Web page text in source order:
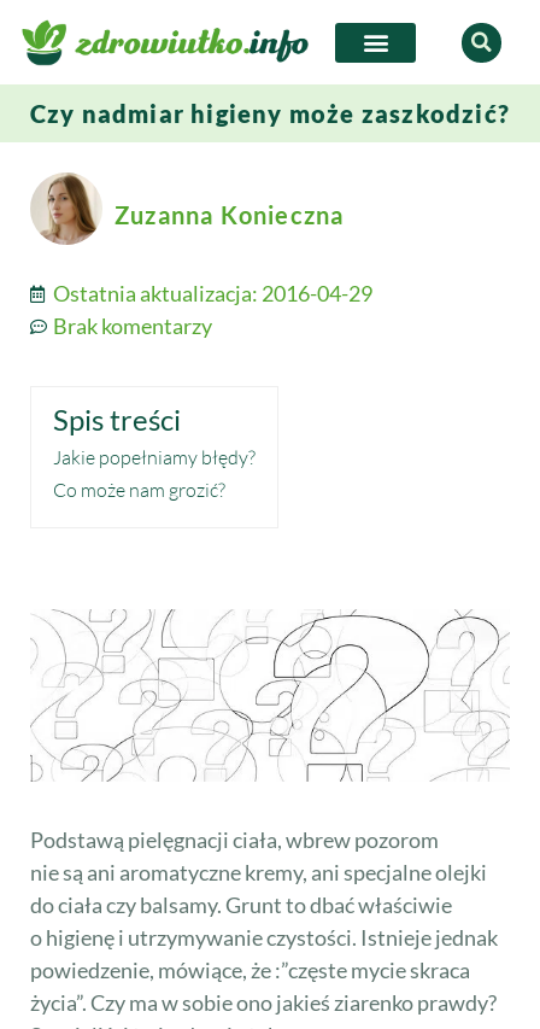
Czy nadmiar higieny może zaszkodzić?
Zuzanna Konieczna
Ostatnia aktualizacja: 2016-04-29
Brak komentarzy
Spis treści
Jakie popełniamy błędy?
Co może nam grozić?
Podstawą pielęgnacji ciała, wbrew pozorom
nie są ani aromatyczne kremy, ani specjalne olejki
do ciała czy balsamy. Grunt to dbać właściwie
o higienę i utrzymywanie czystości. Istnieje jednak
powiedzenie, mówiące, że :”częste mycie skraca
życia”. Czy ma w sobie ono jakieś ziarenko prawdy?